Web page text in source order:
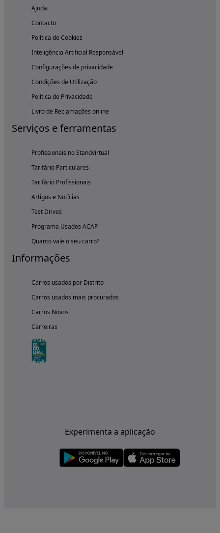
Ajuda
Contacto
Política de Cookies
Inteligência Artificial Responsável
Configurações de privacidade
Condições de Utilização
Política de Privacidade
Livro de Reclamações online
Serviços e ferramentas
Profissionais no Standvirtual
Tarifário Particulares
Tarifário Profissionais
Artigos e Notícias
Test Drives
Programa Usados ACAP
Quanto vale o seu carro?
Informações
Carros usados por Distrito
Carros usados mais procurados
Carros Novos
Carreiras
Experimenta a aplicação